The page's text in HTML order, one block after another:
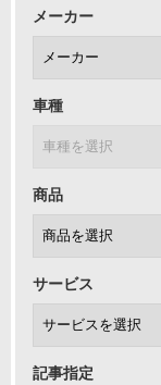
メーカー
車種
商品
サービス
記事指定